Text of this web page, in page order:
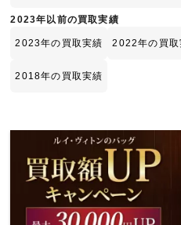
2023年以前の買取実績
2023年の買取実績 2022年の買取
2018年の買取実績